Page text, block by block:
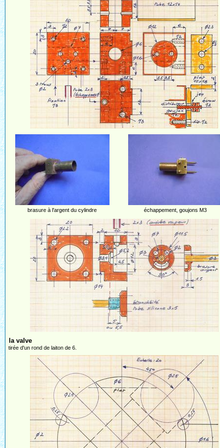
brasure à l'argent du cylindre échappement, goujons M3
la valve
tirée d'un rond de laiton de 6.